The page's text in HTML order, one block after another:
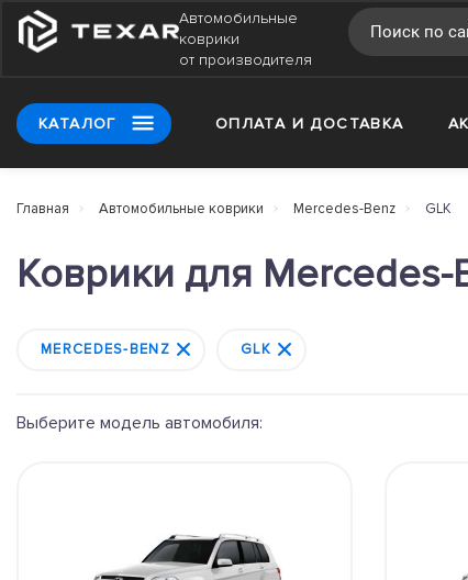
Автомобильные
коврики
от производителя
КАТАЛОГ ОПЛАТА И ДОСТАВКА
Главная Автомобильные коврики Mercedes-Benz GLK
Коврики для Mercedes-
MERCEDES-BENZ GLK